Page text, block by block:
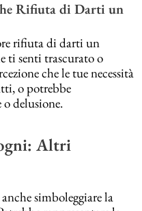
Rifiuta di Darti un
rifiuta di darti un
ti senti trascurato o
che le tue necessità
o potrebbe
delusione.
Altri
simboleggiare la